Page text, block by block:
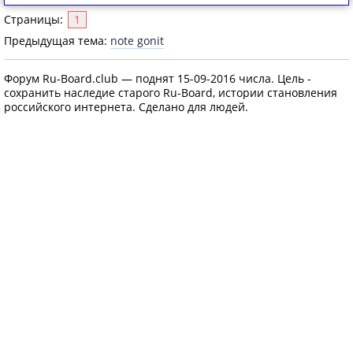
Страницы:
1
Предыдущая тема: note gonit
Форум Ru-Board.club — поднят 15-09-2016 числа. Цель -
сохранить наследие старого Ru-Board, истории становления
российского интернета. Сделано для людей.